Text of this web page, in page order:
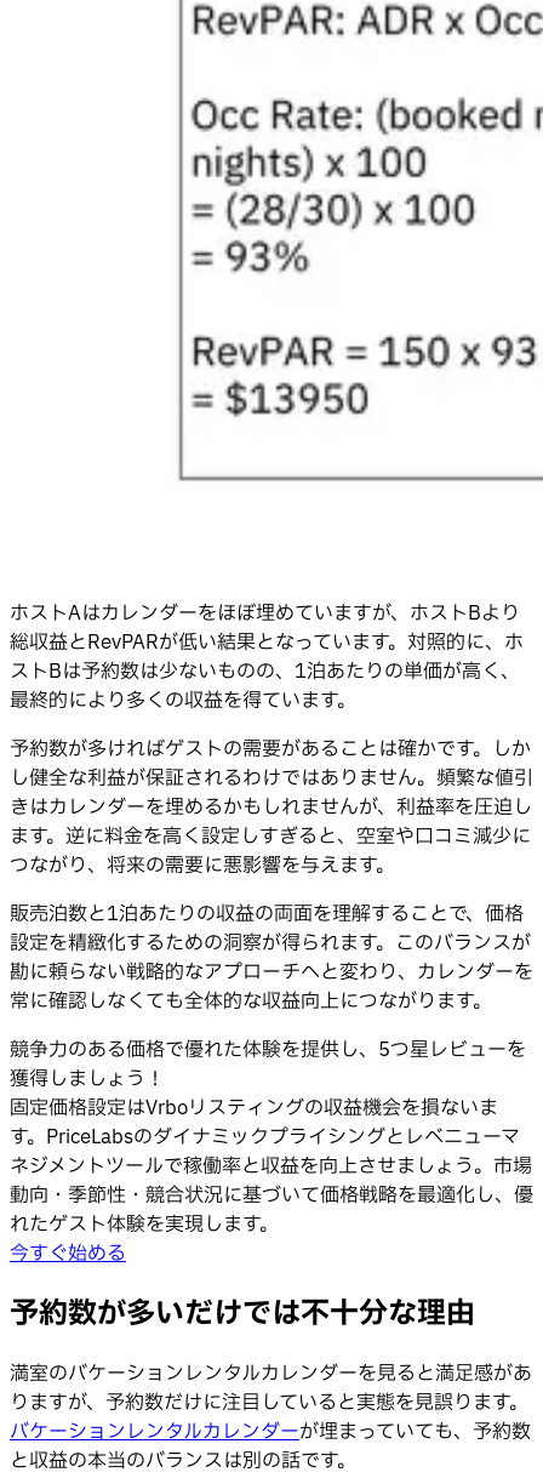
ホストAはカレンダーをほぼ埋めていますが、ホストBより
総収益とRevPARが低い結果となっています。対照的に、ホ
ストBは予約数は少ないものの、1泊あたりの単価が高く、
最終的により多くの収益を得ています。
予約数が多ければゲストの需要があることは確かです。しか
し健全な利益が保証されるわけではありません。頻繁な値引
きはカレンダーを埋めるかもしれませんが、利益率を圧迫し
ます。逆に料金を高く設定しすぎると、空室や口コミ減少に
つながり、将来の需要に悪影響を与えます。
販売泊数と1泊あたりの収益の両面を理解することで、価格
設定を精緻化するための洞察が得られます。このバランスが
勘に頼らない戦略的なアプローチへと変わり、カレンダーを
常に確認しなくても全体的な収益向上につながります。
競争力のある価格で優れた体験を提供し、5つ星レビューを
獲得しましょう！
固定価格設定はVrboリスティングの収益機会を損ないま
す。PriceLabsのダイナミックプライシングとレベニューマ
ネジメントツールで稼働率と収益を向上させましょう。市場
動向・季節性・競合状況に基づいて価格戦略を最適化し、優
れたゲスト体験を実現します。
今すぐ始める
予約数が多いだけでは不十分な理由
満室のバケーションレンタルカレンダーを見ると満足感があ
りますが、予約数だけに注目していると実態を見誤ります。
バケーションレンタルカレンダーが埋まっていても、予約数
と収益の本当のバランスは別の話です。